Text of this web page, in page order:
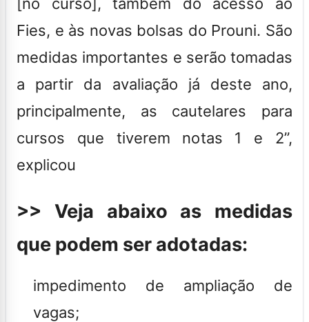
Fies, e às novas bolsas do Prouni. São
medidas importantes e serão tomadas
a partir da avaliação já deste ano,
principalmente, as cautelares para
cursos que tiverem notas 1 e 2”,
explicou
>> Veja abaixo as medidas
que podem ser adotadas:
impedimento de ampliação de
vagas;